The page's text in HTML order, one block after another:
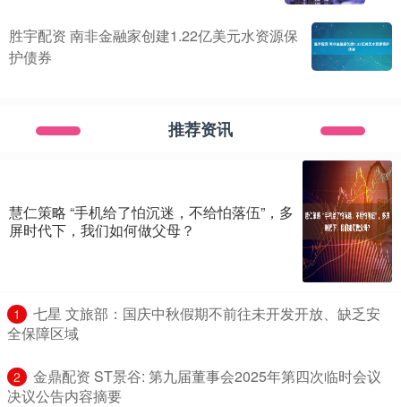
胜宇配资 南非金融家创建1.22亿美元水资源保
护债券
推荐资讯
慧仁策略 “手机给了怕沉迷，不给怕落伍”，多
屏时代下，我们如何做父母？
1
​七星 文旅部：国庆中秋假期不前往未开发开放、缺乏安
全保障区域
2
​金鼎配资 ST景谷: 第九届董事会2025年第四次临时会议
决议公告内容摘要